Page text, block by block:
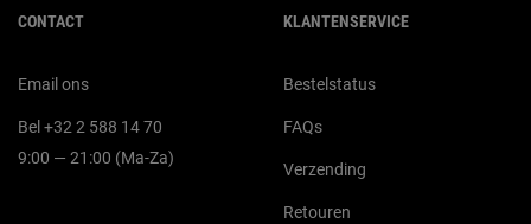
CONTACT
Email ons
Bel +32 2 588 14 70
9:00 — 21:00 (Ma-Za)
KLANTENSERVICE
Bestelstatus
FAQs
Verzending
Retouren